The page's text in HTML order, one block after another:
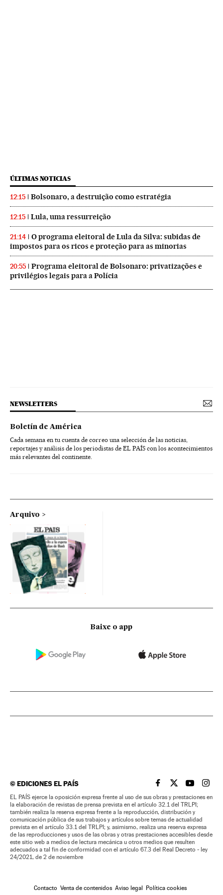
ÚLTIMAS NOTICIAS
12:15 Bolsonaro, a destruição como estratégia
12:15 Lula, uma ressurreição
21:14
O programa eleitoral de Lula da Silva: subidas de
impostos para os ricos e proteção para as minorias
20:55
Programa eleitoral de Bolsonaro: privatizações e
privilégios legais para a Polícia
NEWSLETTERS
Boletín de América
Cada semana en tu cuenta de correo una selección de las noticias,
reportajes y análisis de los periodistas de EL PAÍS con los acontecimientos
más relevantes del continente.
Arquivo
Baixe o app
©EDICIONES EL PAÍS EL PAÍS BRASIL EN
EL PAÍSEL PAÍS
EL
EL PAÍS ejerce la oposición expresa frente al uso de sus obras y prestaciones en
la elaboración de revistas de prensa prevista en el artículo 32.1 del TRLPI;
también realiza la reserva expresa frente a la reproducción, distribución y
comunicación pública de sus trabajos y artículos sobre temas de actualidad
prevista en el artículo 33.1 del TRLPI; y, asimismo, realiza una reserva expresa
de las reproducciones y usos de las obras y otras prestaciones accesibles desde
este sitio web a medios de lectura mecánica u otros medios que resulten
adecuados a tal fin de conformidad con el artículo 67.3 del Real Decreto - ley
24/2021, de 2 de noviembre
Contacto Venta de contenidos Aviso legal Política cookies